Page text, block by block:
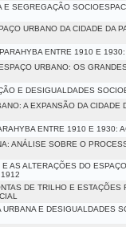
E SEGREGAÇÃO
URBANO DA CIDADE DA
ENTRE 1910 E
URBANO: OS
E DESIGUALDADES
A EXPANSÃO DA
ENTRE 1910 E 1930:
ANÁLISE SOBRE O
AS ALTERAÇÕES DO
DE TRILHO E ESTAÇÕES
E DESIGUALDADES